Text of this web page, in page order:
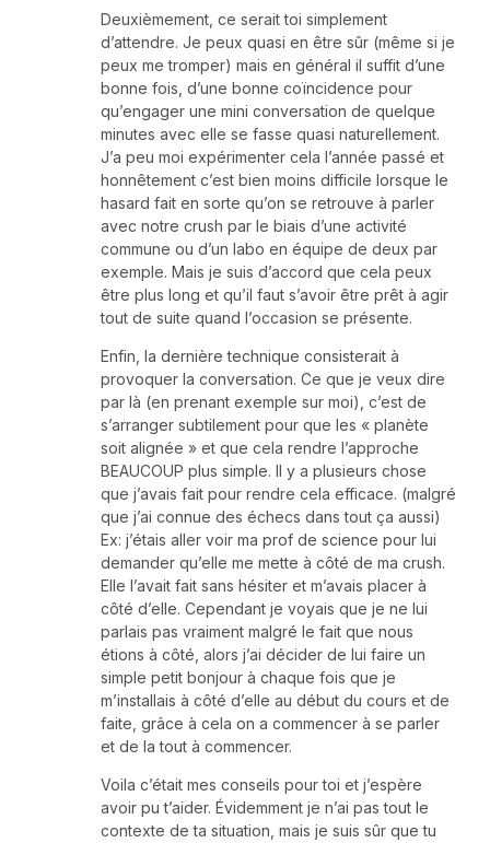
Deuxièmement, ce serait toi simplement
d’attendre. Je peux quasi en être sûr (même si je
peux me tromper) mais en général il suffit d’une
bonne fois, d’une bonne coïncidence pour
qu’engager une mini conversation de quelque
minutes avec elle se fasse quasi naturellement.
J’a peu moi expérimenter cela l’année passé et
honnêtement c’est bien moins difficile lorsque le
hasard fait en sorte qu’on se retrouve à parler
avec notre crush par le biais d’une activité
commune ou d’un labo en équipe de deux par
exemple. Mais je suis d’accord que cela peux
être plus long et qu’il faut s’avoir être prêt à agir
tout de suite quand l’occasion se présente.
Enfin, la dernière technique consisterait à
provoquer la conversation. Ce que je veux dire
par là (en prenant exemple sur moi), c’est de
s’arranger subtilement pour que les « planète
soit alignée » et que cela rendre l’approche
BEAUCOUP plus simple. Il y a plusieurs chose
que j’avais fait pour rendre cela efficace. (malgré
que j’ai connue des échecs dans tout ça aussi)
Ex: j’étais aller voir ma prof de science pour lui
demander qu’elle me mette à côté de ma crush.
Elle l’avait fait sans hésiter et m’avais placer à
côté d’elle. Cependant je voyais que je ne lui
parlais pas vraiment malgré le fait que nous
étions à côté, alors j’ai décider de lui faire un
simple petit bonjour à chaque fois que je
m’installais à côté d’elle au début du cours et de
faite, grâce à cela on a commencer à se parler
et de la tout à commencer.
Voila c’était mes conseils pour toi et j’espère
avoir pu t’aider. Évidemment je n’ai pas tout le
contexte de ta situation, mais je suis sûr que tu